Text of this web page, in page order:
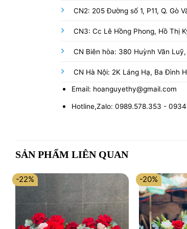
CN2: 205 Đường số 1, P11, Q. Gò
CN3: Cc Lê Hồng Phong, Hồ Thị
CN Biên hòa: 380 Huỳnh Văn
CN Hà Nội: 2K Láng Hạ, Ba Đình
Email: hoanguyethy@gmail.com
Hotline,Zalo: 0989.578.353 -
SẢN PHẨM LIÊN QUAN
-22% -20%